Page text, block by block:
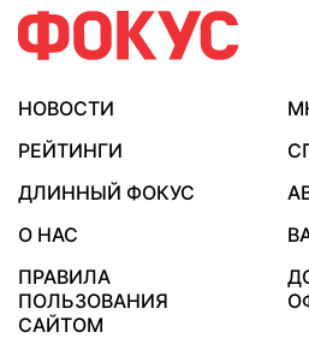
НОВОСТИ
РЕЙТИНГИ
ДЛИННЫЙ ФОКУС
О НАС
ПРАВИЛА
ПОЛЬЗОВАНИЯ
САЙТОМ